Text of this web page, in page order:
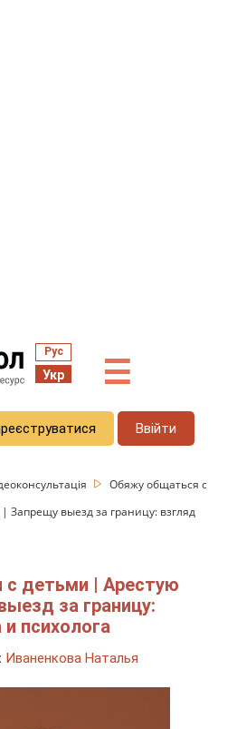
Рус
Укр ☰
Ввійти
Обяжу общаться с
Запрещу выезд за границу: взгляд
детьми | Арестую
за границу:
психолога
Иваненкова Наталья